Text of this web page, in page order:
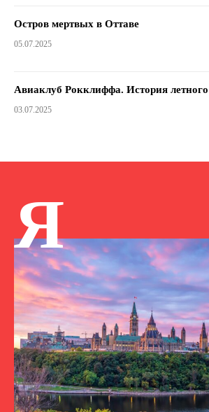
Остров мертвых в Оттаве
05.07.2025
Авиаклуб Рокклиффа. История
03.07.2025
Я